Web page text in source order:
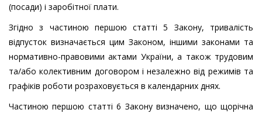
(посади) і заробітної плати.
Згідно з частиною першою статті 5 Закону, тривалість
відпусток визначається цим Законом, іншими законами та
нормативно-правовими актами України, а також трудовим
та/або колективним договором і незалежно від режимів та
графіків роботи розраховується в календарних днях.
Частиною першою статті 6 Закону визначено, що щорічна